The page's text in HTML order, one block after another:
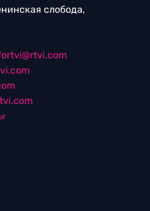
слобода,